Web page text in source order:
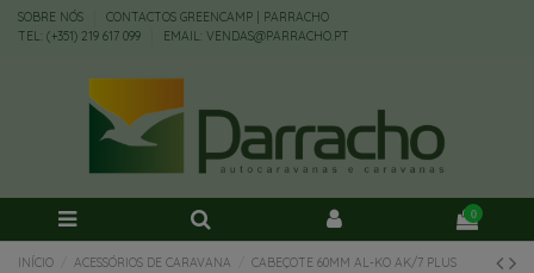
SOBRE NÓS
CONTACTOS GREENCAMP | PARRACHO
TEL: (+351) 219 617 099
EMAIL: VENDAS@PARRACHO.PT
0
INÍCIO ACESSÓRIOS DE CARAVANA CABEÇOTE 60MM AL-KO AK/7 PLUS